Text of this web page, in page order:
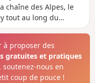
chaîne des Alpes, le
tout au long du
Nivolet... La Croix du
identique
du paysage féerique
à proposer des
gratuites et pratiques
nous en
coup de pouce !